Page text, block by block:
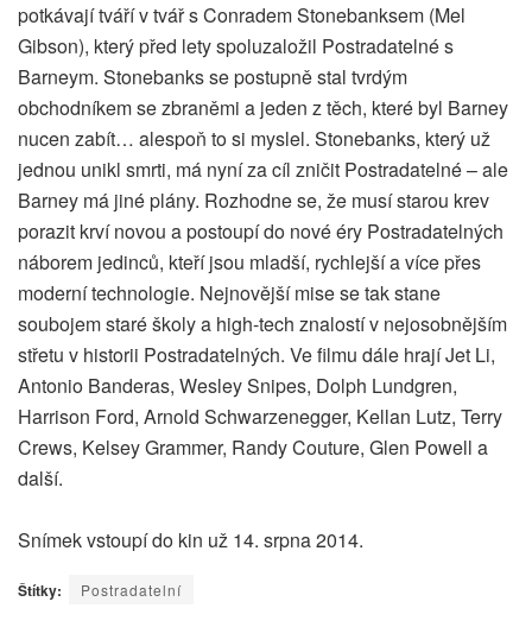
potkávají tváří v tvář s Conradem Stonebanksem (Mel
Gibson), který před lety spoluzaložil Postradatelné s
Barneym. Stonebanks se postupně stal tvrdým
obchodníkem se zbraněmi a jeden z těch, které byl Barney
nucen zabít… alespoň to si myslel. Stonebanks, který už
jednou unikl smrti, má nyní za cíl zničit Postradatelné – ale
Barney má jiné plány. Rozhodne se, že musí starou krev
porazit krví novou a postoupí do nové éry Postradatelných
náborem jedinců, kteří jsou mladší, rychlejší a více přes
moderní technologie. Nejnovější mise se tak stane
soubojem staré školy a high-tech znalostí v nejosobnějším
střetu v historii Postradatelných. Ve filmu dále hrají Jet Li,
Antonio Banderas, Wesley Snipes, Dolph Lundgren,
Harrison Ford, Arnold Schwarzenegger, Kellan Lutz, Terry
Crews, Kelsey Grammer, Randy Couture, Glen Powell a
další.
Snímek vstoupí do kin už 14. srpna 2014.
Štítky: Postradatelní